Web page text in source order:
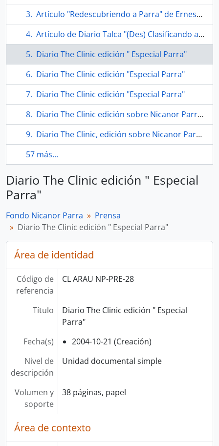
Artículo "Redescubriendo a Parra" de Ernesto Garratt Viñes
Artículo de Diario Talca "(Des) Clasificando a Parra"
Diario The Clinic edición " Especial Parra"
Diario The Clinic edición "Especial Parra"
Diario The Clinic edición "Especial Parra"
Diario The Clinic edición sobre Nicanor Parra "Todavía se le Parra"
Diario The Clinic, edición sobre Nicanor Parra "Shhht"
57 más...
Diario The Clinic edición " Especial
Parra"
Fondo Nicanor Parra
Prensa
Diario The Clinic edición " Especial Parra"
Área de identidad
Código de
referencia
CL ARAU NP-PRE-28
Título
Diario The Clinic edición " Especial
Parra"
Fecha(s)
2004-10-21 (Creación)
Nivel de
descripción
Unidad documental simple
Volumen y
soporte
38 páginas, papel
Área de contexto